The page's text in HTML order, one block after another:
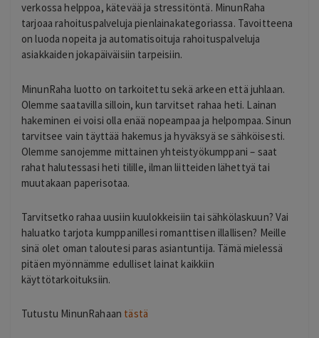
verkossa helppoa, kätevää ja stressitöntä. MinunRaha
tarjoaa rahoituspalveluja pienlainakategoriassa. Tavoitteena
on luoda nopeita ja automatisoituja rahoituspalveluja
asiakkaiden jokapäiväisiin tarpeisiin.
MinunRaha luotto on tarkoitettu sekä arkeen että juhlaan.
Olemme saatavilla silloin, kun tarvitset rahaa heti. Lainan
hakeminen ei voisi olla enää nopeampaa ja helpompaa. Sinun
tarvitsee vain täyttää hakemus ja hyväksyä se sähköisesti.
Olemme sanojemme mittainen yhteistyökumppani – saat
rahat halutessasi heti tilille, ilman liitteiden lähettyä tai
muutakaan paperisotaa.
Tarvitsetko rahaa uusiin kuulokkeisiin tai sähkölaskuun? Vai
haluatko tarjota kumppanillesi romanttisen illallisen? Meille
sinä olet oman taloutesi paras asiantuntija. Tämä mielessä
pitäen myönnämme edulliset lainat kaikkiin
käyttötarkoituksiin.
Tutustu MinunRahaan tästä